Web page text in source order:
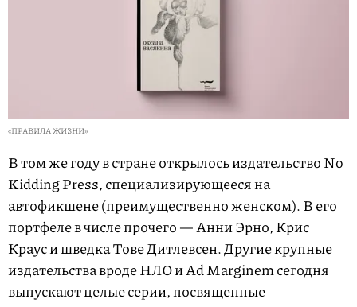
«ПРАВИЛА ЖИЗНИ»
В том же году в стране открылось издательство No
Kidding Press, специализирующееся на
автофикшене (преимущественно женском). В его
портфеле в числе прочего — Анни Эрно, Крис
Краус и шведка Тове Дитлевсен. Другие крупные
издательства вроде НЛО и Ad Marginem сегодня
выпускают целые серии, посвященные